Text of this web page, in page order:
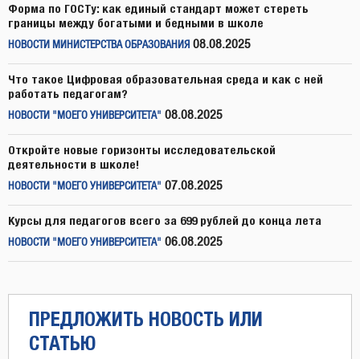
Форма по ГОСТу: как единый стандарт может стереть
границы между богатыми и бедными в школе
НОВОСТИ МИНИСТЕРСТВА ОБРАЗОВАНИЯ 08.08.2025
Что такое Цифровая образовательная среда и как с ней
работать педагогам?
НОВОСТИ "МОЕГО УНИВЕРСИТЕТА" 08.08.2025
Откройте новые горизонты исследовательской
деятельности в школе!
НОВОСТИ "МОЕГО УНИВЕРСИТЕТА" 07.08.2025
Курсы для педагогов всего за 699 рублей до конца лета
НОВОСТИ "МОЕГО УНИВЕРСИТЕТА" 06.08.2025
ПРЕДЛОЖИТЬ НОВОСТЬ ИЛИ
СТАТЬЮ